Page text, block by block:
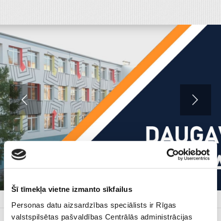
Šī tīmekļa vietne izmanto sīkfailus
Personas datu aizsardzības speciālists ir Rīgas
valstspilsētas pašvaldības Centrālās administrācijas
to
content
Topošajiem pirmklasniekiem Dokumenti Iepirkumi Projekti